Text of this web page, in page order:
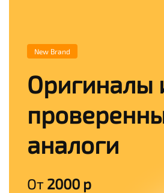
New Brand
Оригиналы
аналоги
От 2000 р